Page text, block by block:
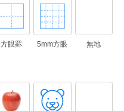
方眼罫 5mm方眼 無地